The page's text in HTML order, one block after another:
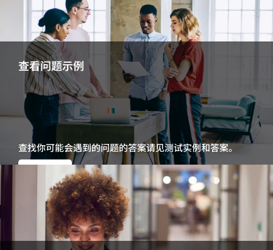
获得有关评估的建议
查看问题示例
查找你可能会遇到的问题的答案请见测试实例和答案。